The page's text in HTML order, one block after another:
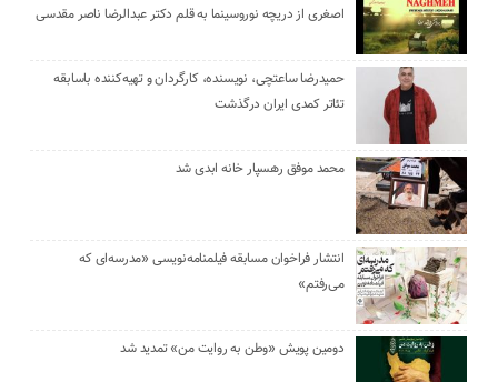
اصغری از دریچه نوروسینما به قلم دکتر عبدالرضا ناصر مقدسی
حمیدرضا ساعتچی، نویسنده، کارگردان و تهیه‌کننده باسابقه
تئاتر کمدی ایران درگذشت
محمد موفق رهسپار خانه ابدی شد
انتشار فراخوان مسابقه فیلمنامه‌نویسی «مدرسه‌ای که
می‌رفتم»
دومین پویش «وطن به روایت من» تمدید شد